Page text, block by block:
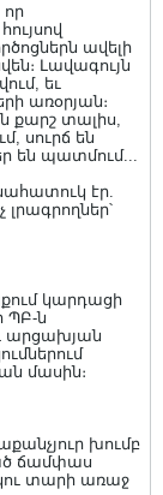
որ
ավելի
Լավագույն
եւ
առօրյան։
քարշ տալիս,
սուրճ են
են պատմում...
էր.
լրագրողներ՝
կարդացի
ՊԲ-ն
արցախյան
մասին։
խումբ
ճամփաս
տարի առաջ